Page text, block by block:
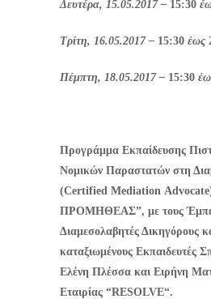
Δευτέρα, 15.05.2017 – 15:30
Τρίτη, 16.05.2017 – 15:30 έως
Πέμπτη, 18.05.2017 – 15:30
Προγράμμα Εκπαίδευσης
Νομικών Παραστατών στη
(Certified Mediation Advocate
ΠΡΟΜΗΘΕΑΣ”, με τους
Διαμεσολαβητές Δικηγόρους
καταξιωμένους Εκπαιδευτές
Ελένη Πλέσσα και Ειρήνη
Εταιρίας “RESOLVE“.